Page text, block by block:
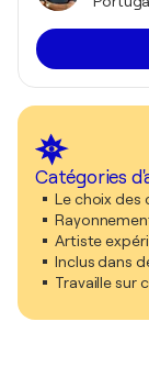
Catégories
Le choix des
Artiste
Inclus dans
Travaille sur